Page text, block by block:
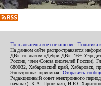
Пользовательское соглашение Политика
На данном сайте распространяется
ДВ» со знаком «Дебри-ДВ». 16+
России, член Союза писателей России).
680032, Хабаровский край, Хабаровск,
Электронная приемная: Отправить
Редакционный совет электронного
началах): К.А. Пронякин, И.Ю.